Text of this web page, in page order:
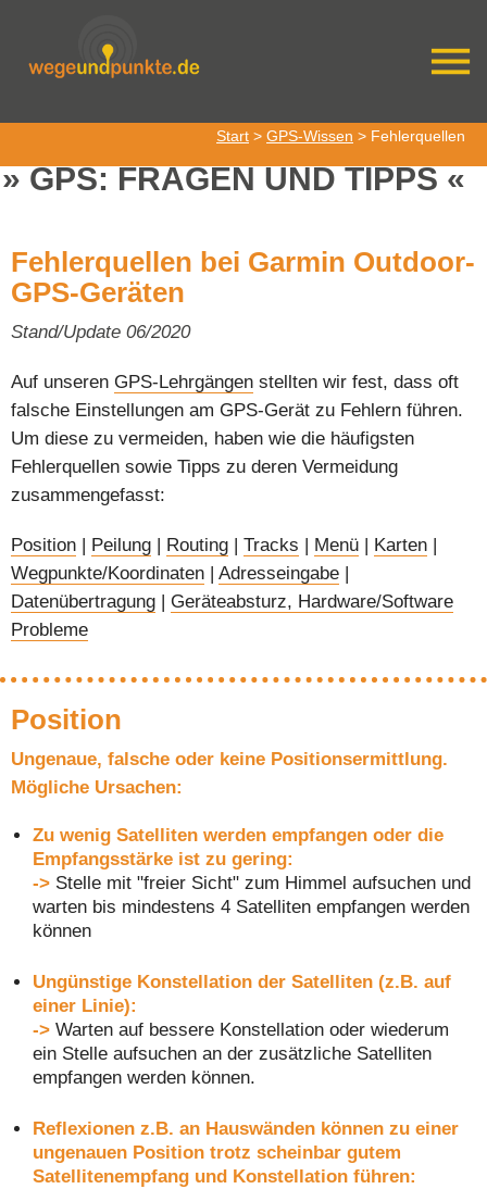
Start > GPS-Wissen > Fehlerquellen
GPS: FRAGEN UND TIPPS
Fehlerquellen bei Garmin Outdoor-
GPS-Geräten
Stand/Update 06/2020
Auf unseren GPS-Lehrgängen stellten wir fest, dass oft
falsche Einstellungen am GPS-Gerät zu Fehlern führen.
Um diese zu vermeiden, haben wie die häufigsten
Fehlerquellen sowie Tipps zu deren Vermeidung
zusammengefasst:
Position | Peilung | Routing | Tracks | Menü | Karten |
Wegpunkte/Koordinaten | Adresseingabe |
Datenübertragung | Geräteabsturz, Hardware/Software
Probleme
Position
Ungenaue, falsche oder keine Positionsermittlung.
Mögliche Ursachen:
Zu wenig Satelliten werden empfangen oder die
Empfangsstärke ist zu gering:
-> Stelle mit "freier Sicht" zum Himmel aufsuchen und
warten bis mindestens 4 Satelliten empfangen werden
können
Ungünstige Konstellation der Satelliten (z.B. auf
einer Linie):
-> Warten auf bessere Konstellation oder wiederum
ein Stelle aufsuchen an der zusätzliche Satelliten
empfangen werden können.
Reflexionen z.B. an Hauswänden können zu einer
ungenauen Position trotz scheinbar gutem
Satellitenempfang und Konstellation führen: